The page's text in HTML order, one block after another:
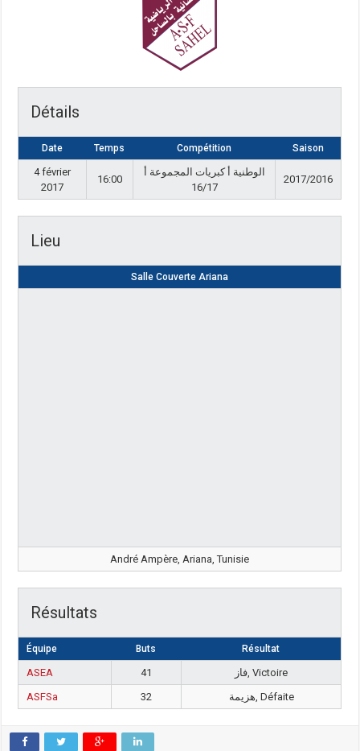
Détails
Date Temps Compétition Saison
4 février
2017
16:00
الوطنية أ كبريات المجموعة أ
16/17
2017/2016
Lieu
Salle Couverte Ariana
André Ampère, Ariana, Tunisie
Résultats
Équipe Buts Résultat
ASEA 41
فاز, Victoire
ASFSa
32 هزيمة, Défaite